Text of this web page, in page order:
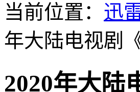
当前位置： 迅
年大陆电视剧
2020年大陆